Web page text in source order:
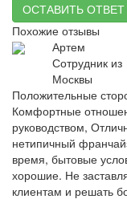
ОСТАВИТЬ ОТВЕТ
Похожие отзывы
Артем
Сотрудник из
Москвы
Положительные
Комфортные
руководством,
нетипичный
время, бытовые
хорошие. Не
клиентам и решать